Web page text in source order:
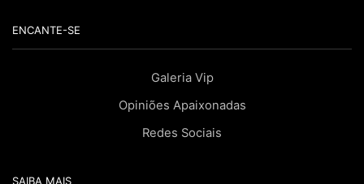
ENCANTE-SE
Galeria Vip
Opiniões Apaixonadas
Redes Sociais
SAIBA MAIS